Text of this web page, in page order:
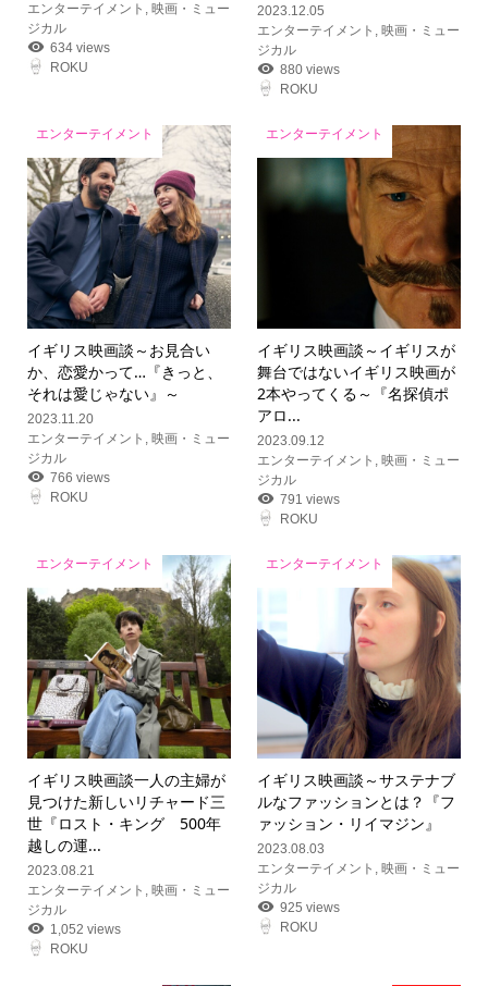
エンターテイメント , 映画・ミュー
ジカル
634 views
ROKU
2023.12.05
エンターテイメント , 映画・ミュー
ジカル
880 views
ROKU
エンターテイメント
イギリス映画談 ～お見合い
か、恋愛かって…『きっと、
それは愛じゃない』～
2023.11.20
エンターテイメント , 映画・ミュー
ジカル
766 views
ROKU
エンターテイメント
イギリス映画談 ～イギリスが
舞台ではないイギリス映画が
2本やってくる～ 『名探偵ポ
アロ...
2023.09.12
エンターテイメント , 映画・ミュー
ジカル
791 views
ROKU
エンターテイメント
イギリス映画談一人の主婦が
見つけた新しいリチャード三
世『ロスト・キング 500年
越しの運...
2023.08.21
エンターテイメント
映画・ミュー
ジカル
1,052 views
ROKU
エンターテイメント
イギリス映画談 ～サステナブ
ルなファッションとは？『フ
ァッション・リイマジン』
2023.08.03
エンターテイメント
,映画・ミュー
ジカル
925 views
ROKU